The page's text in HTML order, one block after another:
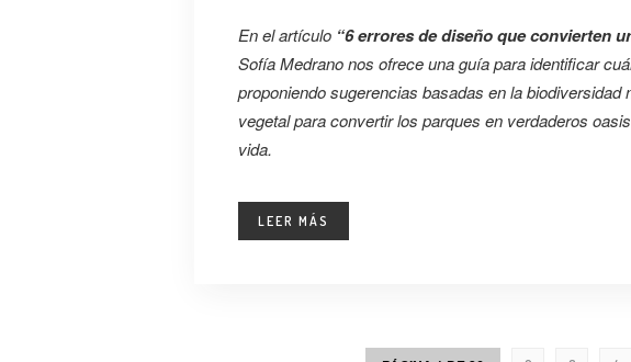
En el artículo “6 errores de diseño que convierten
Sofía Medrano nos ofrece una guía para identificar
proponiendo sugerencias basadas en la biodiversidad
vegetal para convertir los parques en verdaderos
vida.
LEER MÁS